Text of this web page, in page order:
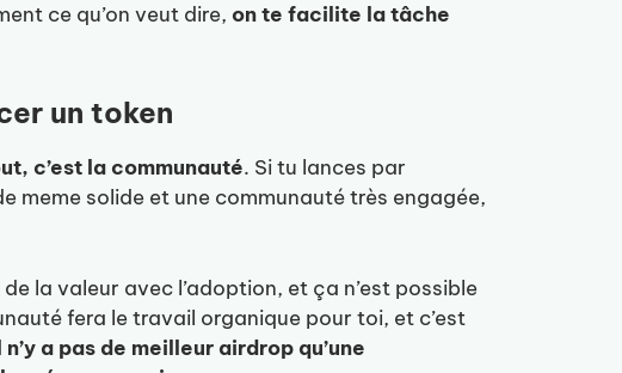
ce qu’on veut dire, on te facilite la tâche
un token
c’est la communauté. Si tu lances par
meme solide et une communauté très engagée,
la valeur avec l’adoption, et ça n’est possible
fera le travail organique pour toi, et c’est
n’y a pas de meilleur airdrop qu’une